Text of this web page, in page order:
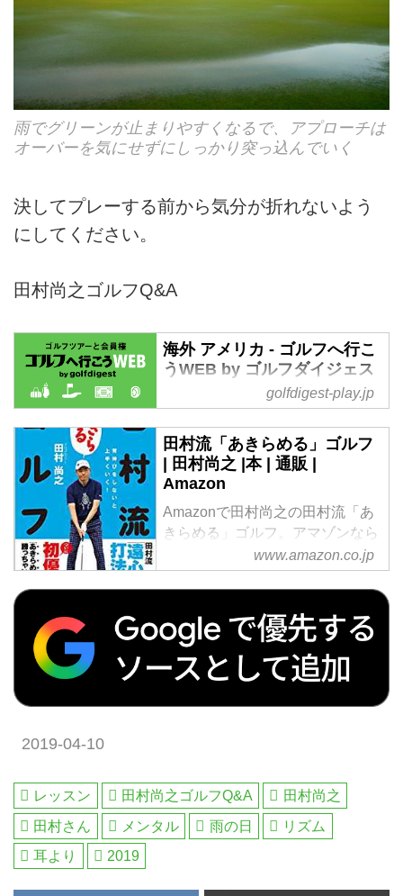
雨でグリーンが止まりやすくなるで、アプローチは
オーバーを気にせずにしっかり突っ込んでいく
決してプレーする前から気分が折れないよう
にしてください。
田村尚之ゴルフQ&A
海外 アメリカ - ゴルフへ行こ
うWEB by ゴルフダイジェス
から北海道まで全国の国内ゴルフ
旅行、ハワイ・北南米・英国・ス
コットランド・欧州・タイ・マレ
ーシアなど世界中の海外ゴルフ旅
行をご案内。ゴルフ場会員権の売
買、ゴルフダイジェストだけのお
得なメンバーシップ情報。初心
編集の目利きが作るゴルフダイジ
ェストの公式総合サイト・ゴルフ
へ行こうWEB by ゴルフダイジェ
golfdigest-play.jp
田村流「あきらめる」ゴルフ
| 田村尚之 |本 | 通販 |
Amazon
Amazonで田村尚之の田村流「あ
きらめる」ゴルフ。アマゾンなら
ポイント還元本が多数。田村尚之
作品ほか、お急ぎ便対象商品は当
日お届けも可能。また田村流「あ
きらめる」ゴルフもアマゾン配送
商品なら通常配送無料。
www.amazon.co.jp
2019-04-10
レッスン 田村尚之ゴルフQ&A
田村尚之
田村さん
メンタル 雨の日
リズム
耳より
2019